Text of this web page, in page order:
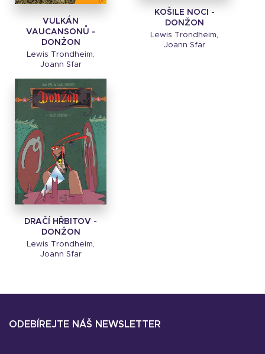
VULKÁN
VAUCANSONŮ -
DONŽON
Lewis Trondheim,
Joann Sfar
KOŠILE NOCI -
DONŽON
Lewis Trondheim,
Joann Sfar
DRAČÍ HŘBITOV -
DONŽON
Lewis Trondheim,
Joann Sfar
ODEBÍREJTE NÁŠ NEWSLETTER